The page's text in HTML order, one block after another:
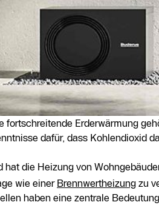
fortschreitende Erderwärmung
dafür, dass Kohlendioxid
hat die Heizung von
wie einer Brennwertheizung zu
haben eine zentrale